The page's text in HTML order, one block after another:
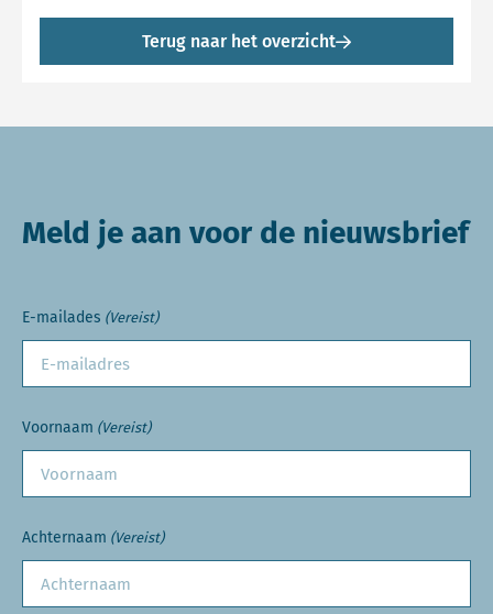
Terug naar het overzicht
Meld je aan voor de nieuwsbrief
E-mailades (Vereist)
Voornaam (Vereist)
Achternaam (Vereist)